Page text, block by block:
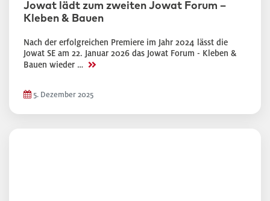
Jowat lädt zum zweiten Jowat Forum –
Kleben & Bauen
Nach der erfolgreichen Premiere im Jahr 2024 lässt die
Jowat SE am 22. Januar 2026 das Jowat Forum - Kleben &
Bauen wieder … >>
5. Dezember 2025